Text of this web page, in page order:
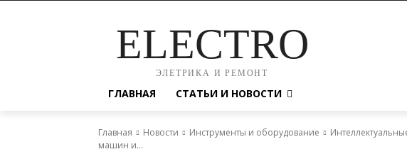
ELECTRO
ЭЛЕТРИКА И РЕМОНТ
ГЛАВНАЯ СТАТЬИ И НОВОСТИ
Главная Новости Инструменты и оборудование
машин и...